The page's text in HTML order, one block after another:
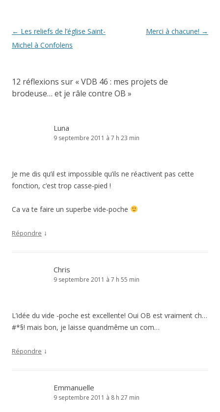
Navigation
des
← Les reliefs de l’église Saint-
Michel à Confolens
Merci à chacune! →
12 réflexions sur «VDB 46 : mes projets de
brodeuse… et je râle contre OB »
Luna
9 septembre 2011 à 7 h 23 min
Je me dis qu’il est impossible qu’ils ne réactivent pas cette
fonction, c’est trop casse-pied !
Ca va te faire un superbe vide-poche
Répondre ↓
Chris
9 septembre 2011 à 7 h 55 min
L’idée du vide -poche est excellente! Oui OB est vraiment ch…
#*§! mais bon, je laisse quandmême un com…
Répondre ↓
Emmanuelle
9 septembre 2011 à 8 h 27 min